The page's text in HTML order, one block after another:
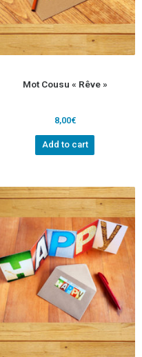
Mot Cousu « Rêve »
8,00€
Add to cart